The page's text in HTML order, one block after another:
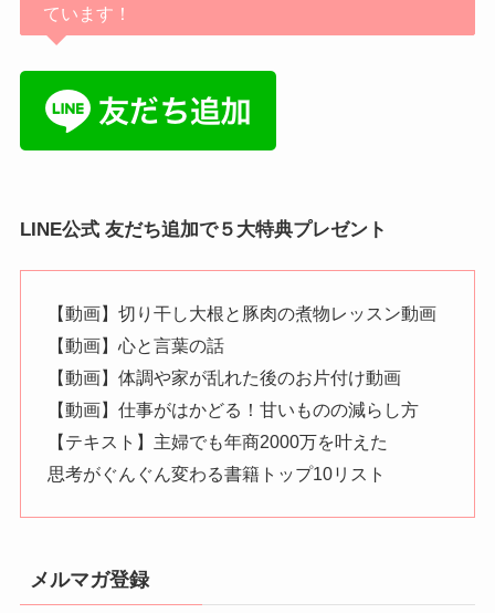
ています！
LINE公式 友だち追加で５大特典プレゼント
【動画】切り干し大根と豚肉の煮物レッスン動画
【動画】心と言葉の話
【動画】体調や家が乱れた後のお片付け動画
【動画】仕事がはかどる！甘いものの減らし方
【テキスト】主婦でも年商2000万を叶えた
思考がぐんぐん変わる書籍トップ10リスト
メルマガ登録